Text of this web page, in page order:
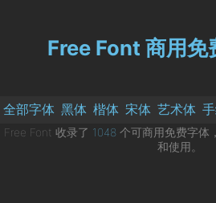
Free Font 商用免
全部字体 黑体 楷体 宋体 艺术体
Free Font 收录了 1048 个可商用免费字体
和使用。